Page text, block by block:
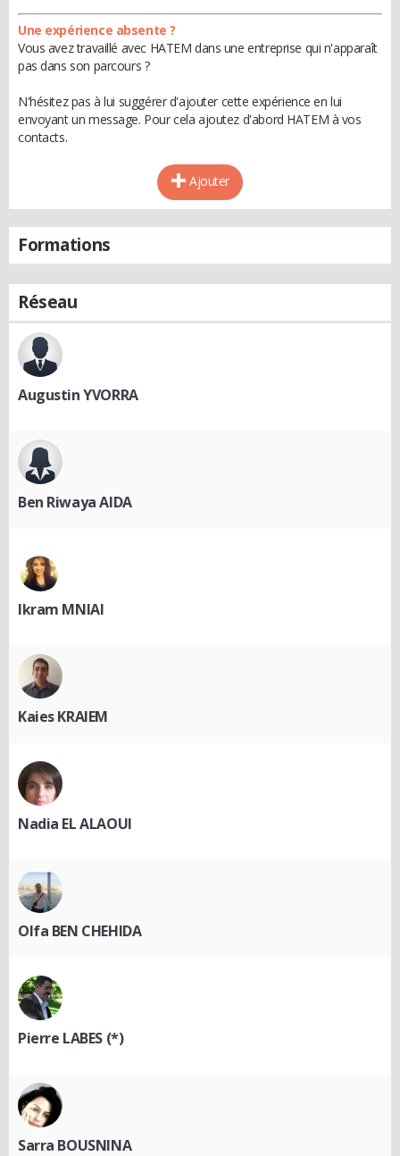
Une expérience absente ?
Vous avez travaillé avec HATEM dans une entreprise qui n'apparaît
pas dans son parcours ?
N'hésitez pas à lui suggérer d'ajouter cette expérience en lui
envoyant un message. Pour cela ajoutez d'abord HATEM à vos
contacts.
Ajouter
Formations
Réseau
Augustin YVORRA
Ben Riwaya AIDA
Ikram MNIAI
Kaies KRAIEM
Nadia EL ALAOUI
Olfa BEN CHEHIDA
Pierre LABES (*)
Sarra BOUSNINA